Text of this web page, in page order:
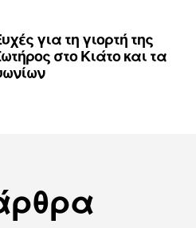
για τη γιορτή της
στο Κιάτο και τα